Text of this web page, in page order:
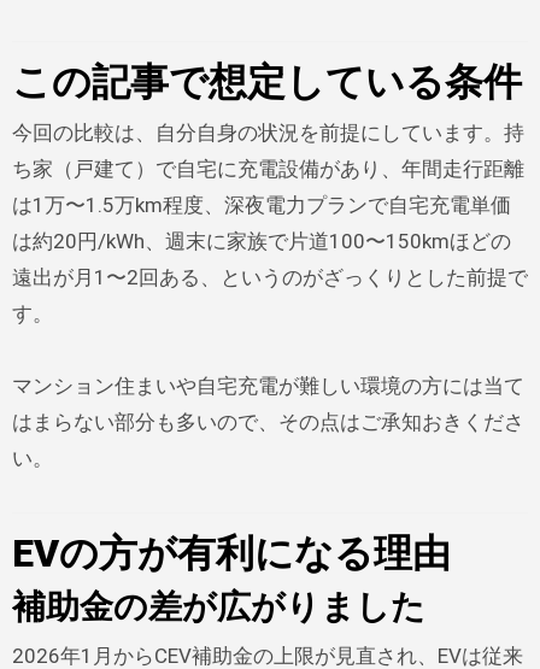
この記事で想定している条件
今回の比較は、自分自身の状況を前提にしています。持
ち家（戸建て）で自宅に充電設備があり、年間走行距離
は1万〜1.5万km程度、深夜電力プランで自宅充電単価
は約20円/kWh、週末に家族で片道100〜150kmほどの
遠出が月1〜2回ある、というのがざっくりとした前提で
す。
マンション住まいや自宅充電が難しい環境の方には当て
はまらない部分も多いので、その点はご承知おきくださ
い。
EVの方が有利になる理由
補助金の差が広がりました
2026年1月からCEV補助金の上限が見直され、EVは従来